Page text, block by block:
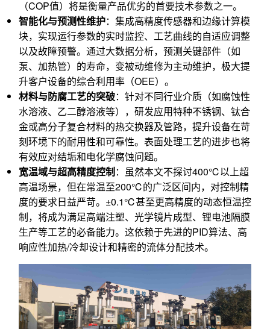
（COP值）将是衡量产品优劣的首要技术参数之一。
智能化与预测性维护：集成高精度传感器和边缘计算模
块，实现运行参数的实时监控、工艺曲线的自适应调整
以及故障预警。通过大数据分析，预测关键部件（如
泵、加热管）的寿命，变被动维修为主动维护，极大提
升客户设备的综合利用率（OEE）。
材料与防腐工艺的突破：针对不同行业介质（如腐蚀性
水溶液、乙二醇溶液等），研发应用特种不锈钢、钛合
金或高分子复合材料的热交换器及管路，提升设备在苛
刻环境下的耐用性和可靠性。表面处理工艺的进步也将
有效应对结垢和电化学腐蚀问题。
宽温域与超高精度控制：虽然本文不探讨400℃以上超
高温场景，但在常温至200℃的广泛区间内，对控制精
度的要求日益严苛。±0.1℃甚至更高精度的动态恒温控
制，将成为满足高端注塑、光学镜片成型、锂电池隔膜
生产等工艺的必备能力。这依赖于先进的PID算法、高
响应性加热/冷却设计和精密的流体分配技术。